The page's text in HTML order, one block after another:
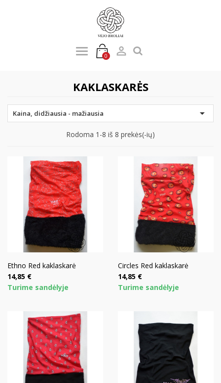
0 
KAKLASKARĖS
Kaina, didžiausia - mažiausia 
Rodoma 1-8 iš 8 prekės(-ių)
Ethno Red kaklaskarė
Kaina
14,85 €
Turime sandėlyje
Circles Red kaklaskarė
Kaina
14,85 €
Turime sandėlyje